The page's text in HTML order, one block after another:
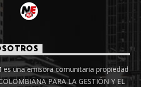
es una emisora comunitaria propiedad
PARA LA GESTIÓN Y EL